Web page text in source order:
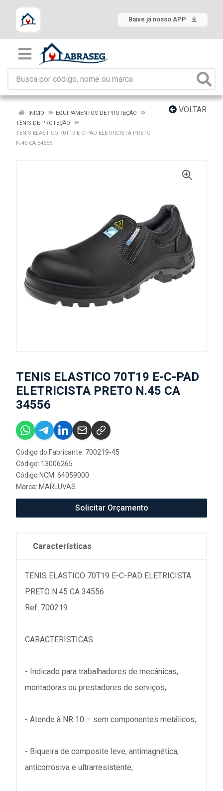
Baixe já nosso APP
VOLTAR
INÍCIO
EQUIPAMENTOS DE PROTEÇÃO
TÊNIS DE PROTEÇÃO
TENIS ELASTICO 70T19 E-C-PAD ELETRICISTA PRETO
N.45 CA 34556
TENIS ELASTICO 70T19 E-C-PAD
ELETRICISTA PRETO N.45 CA
34556
Código do Fabricante: 700219-45
Código: 13006265
Código NCM: 64059000
Marca: MARLUVAS
Solicitar Orçamento
Características
TENIS ELASTICO 70T19 E-C-PAD ELETRICISTA
PRETO N.45 CA 34556
Ref. 700219
CARACTERÍSTICAS:
- Indicado para trabalhadores de mecânicas,
montadoras ou prestadores de serviços;
- Atende à NR 10 – sem componentes metálicos;
- Biqueira de composite leve, antimagnética,
anticorrosiva e ultrarresistente;